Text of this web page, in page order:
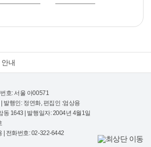
안내
호: 서울 아00571
발행인: 정연화, 편집인 :엄상용
동 1643 | 발행일자: 2004년 4월1일
| 전화번호: 02-322-6442